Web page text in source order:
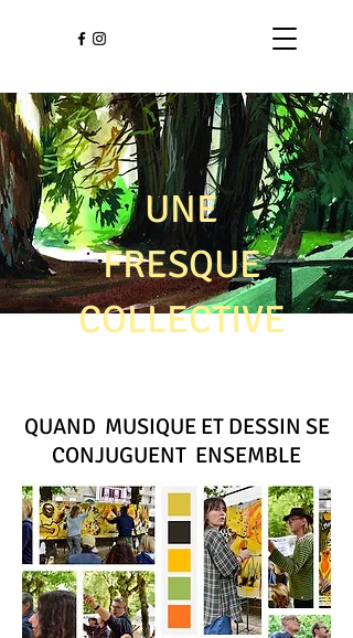
UNE
FRESQUE
COLLECTIVE
QUAND MUSIQUE ET DESSIN SE
CONJUGUENT ENSEMBLE